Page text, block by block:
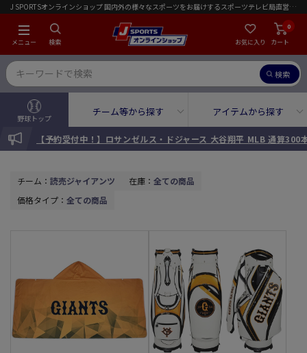
J SPORTSオンラインショップ 国内外の様々なスポーツをお届けするスポーツテレビ局直営店｜会員限定初回ご注文送料無料キャンペーン実施中！
メニュー 検索 お気に入り カート
0
検索
野球トップ
チーム等から探す
アイテムから探す
INFORMATION【予約受付中！】ロサンゼルス・ドジャース 大谷翔平 MLB 通算300
チーム： 読売ジャイアンツ 在庫： 全ての商品
価格タイプ： 全ての商品